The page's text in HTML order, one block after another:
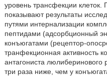
уровень трансфекции клеток.
показывают результаты
путями интернализации
пептидами (адсорбционный
конъюгатами (рецептор-
транфекционная активность
антагониста
три раза ниже, чем у